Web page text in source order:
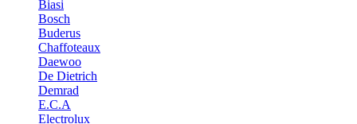
Biasi
Bosch
Buderus
Chaffoteaux
Daewoo
De Dietrich
Demrad
E.C.A
Electrolux